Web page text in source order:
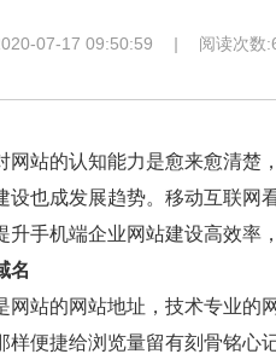
07-17 09:50:59 | 阅读次数
网站的认知能力是愈来愈清楚
设也成发展趋势。移动互联网
升手机端企业网站建设高效率
名
网站的网站地址，技术专业的
样便捷给浏览量留有刻骨铭心